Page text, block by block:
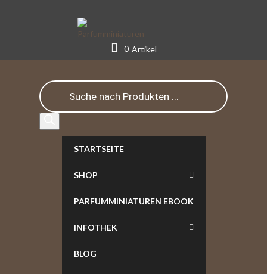
0 Artikel
STARTSEITE
SHOP
PARFUMMINIATUREN EBOOK
INFOTHEK
BLOG
Products
search